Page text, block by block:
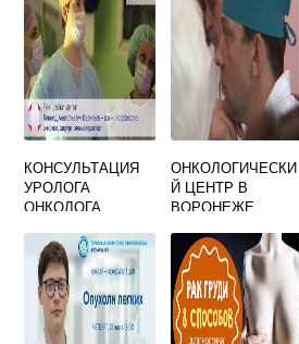
КОНСУЛЬТАЦИЯ
УРОЛОГА
ОНКОЛОГА
ОНКОЛОГИЧЕСКИ
Й ЦЕНТР В
ВОРОНЕЖЕ